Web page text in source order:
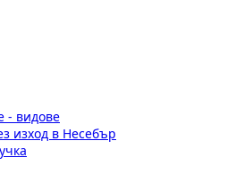
- видове
изход в Несебър